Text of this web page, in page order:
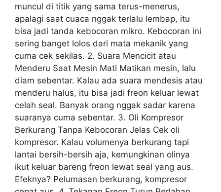
muncul di titik yang sama terus-menerus,
apalagi saat cuaca nggak terlalu lembap, itu
bisa jadi tanda kebocoran mikro. Kebocoran ini
sering banget lolos dari mata mekanik yang
cuma cek sekilas. 2. Suara Mencicit atau
Menderu Saat Mesin Mati Matikan mesin, lalu
diam sebentar. Kalau ada suara mendesis atau
menderu halus, itu bisa jadi freon keluar lewat
celah seal. Banyak orang nggak sadar karena
suaranya cuma sebentar. 3. Oli Kompresor
Berkurang Tanpa Kebocoran Jelas Cek oli
kompresor. Kalau volumenya berkurang tapi
lantai bersih-bersih aja, kemungkinan olinya
ikut keluar bareng freon lewat seal yang aus.
Efeknya? Pelumasan berkurang, kompresor